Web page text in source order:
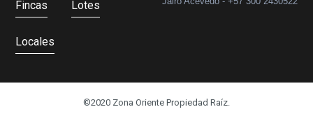
Fincas Lotes
Locales
©2020 Zona Oriente Propiedad Raíz.